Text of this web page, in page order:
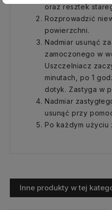
oraz resztek
Rozprowadzić
powierzchni.
Nadmiar usunąć
zamoczonego w
Uszczelniacz
minutach, po 1
dotyk. Zastyga w
Nadmiar
usunąć przy
Po każdym użyciu
Inne produkty w tej